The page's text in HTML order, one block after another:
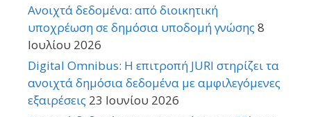
Ανοιχτά δεδομένα: από διοικητική
υποχρέωση σε δημόσια υποδομή γνώσης 8
Ιουλίου 2026
Digital Omnibus: Η επιτροπή JURI στηρίζει τα
ανοιχτά δημόσια δεδομένα με αμφιλεγόμενες
εξαιρέσεις 23 Ιουνίου 2026